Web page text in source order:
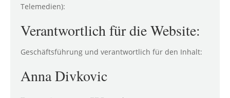
Telemedien):
Verantwortlich für die Website:
Geschäftsführung und verantwortlich für den Inhalt:
Anna Divkovic